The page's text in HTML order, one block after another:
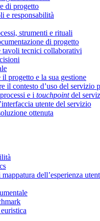
di progetto
e responsabilità
strumenti e rituali
di progetto
tavoli tecnici collaborativi
progetto e la sua gestione
il contesto d’uso del servizio
e i touchpointdel
utente del servizio
ottenuta
dell’esperienza